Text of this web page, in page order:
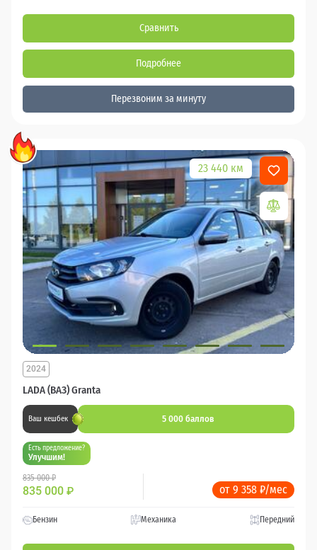
Сравнить
Подробнее
Перезвоним за минуту
23 440 км
LADA (ВАЗ) Granta
2024
Ваш кешбек 5 000 баллов
Есть предложение?
Улучшим!
835 000 ₽
835 000 ₽ от 9 358 ₽/мес
Бензин Механика Передний